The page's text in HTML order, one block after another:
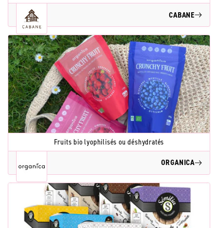
CABANE
Fruits bio lyophilisés ou déshydratés
ORGANICA